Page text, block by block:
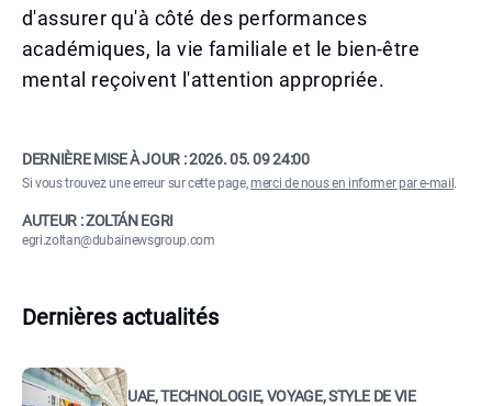
d'assurer qu'à côté des performances
académiques, la vie familiale et le bien-être
mental reçoivent l'attention appropriée.
DERNIÈRE MISE À JOUR :2026. 05. 09 24:00
Si vous trouvez une erreur sur cette page,merci de nous en informer par e-mail .
AUTEUR : ZOLTÁN EGRI
egri.zoltan@dubainewsgroup.com
Dernières actualités
UAE, TECHNOLOGIE, VOYAGE, STYLE DE VIE